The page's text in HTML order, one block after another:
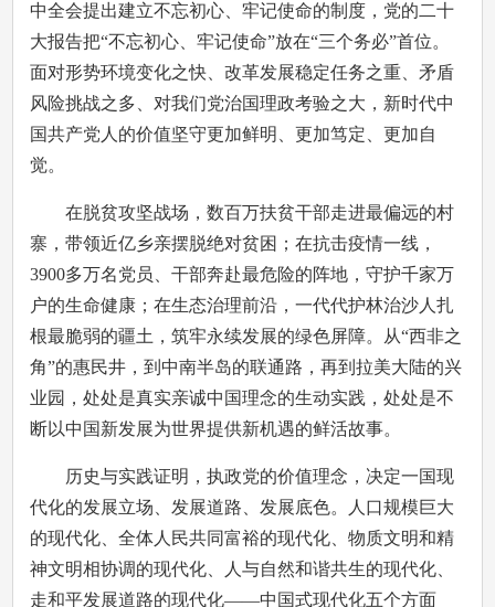
中全会提出建立不忘初心、牢记使命的制度，党的二十
大报告把“不忘初心、牢记使命”放在“三个务必”首位。
面对形势环境变化之快、改革发展稳定任务之重、矛盾
风险挑战之多、对我们党治国理政考验之大，新时代中
国共产党人的价值坚守更加鲜明、更加笃定、更加自
觉。
在脱贫攻坚战场，数百万扶贫干部走进最偏远的村
寨，带领近亿乡亲摆脱绝对贫困；在抗击疫情一线，
3900多万名党员、干部奔赴最危险的阵地，守护千家万
户的生命健康；在生态治理前沿，一代代护林治沙人扎
根最脆弱的疆土，筑牢永续发展的绿色屏障。从“西非之
角”的惠民井，到中南半岛的联通路，再到拉美大陆的兴
业园，处处是真实亲诚中国理念的生动实践，处处是不
断以中国新发展为世界提供新机遇的鲜活故事。
历史与实践证明，执政党的价值理念，决定一国现
代化的发展立场、发展道路、发展底色。人口规模巨大
的现代化、全体人民共同富裕的现代化、物质文明和精
神文明相协调的现代化、人与自然和谐共生的现代化、
走和平发展道路的现代化——中国式现代化五个方面